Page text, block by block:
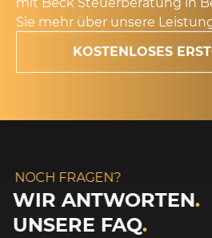
Sie mehr über unsere
KOSTENLOSES
NOCH FRAGEN?
WIR ANTWORTEN.
UNSERE FAQ.